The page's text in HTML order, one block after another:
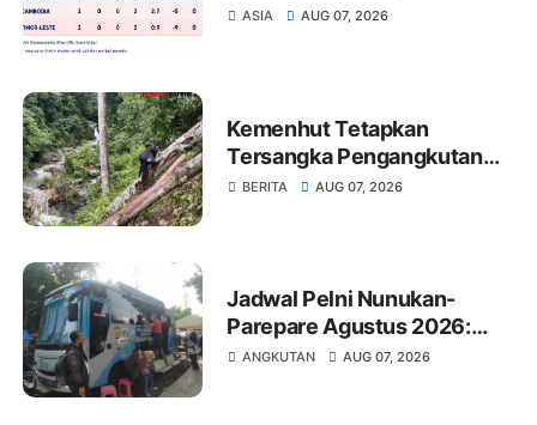
ASIA AUG 07, 2026
Kemenhut Tetapkan
Tersangka Pengangkutan
Kayu Ilegal Sumut
BERITA AUG 07, 2026
Jadwal Pelni Nunukan-
Parepare Agustus 2026:
Jam Berangkat dan Harga
ANGKUTAN AUG 07, 2026